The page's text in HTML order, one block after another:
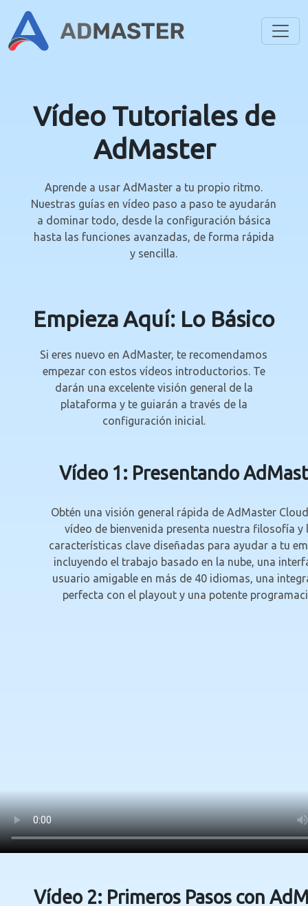
Vídeo Tutoriales de
AdMaster
Aprende a usar AdMaster a tu propio ritmo.
Nuestras guías en vídeo paso a paso te ayudarán
a dominar todo, desde la configuración básica
hasta las funciones avanzadas, de forma rápida
y sencilla.
Empieza Aquí: Lo Básico
Si eres nuevo en AdMaster, te recomendamos
empezar con estos vídeos introductorios. Te
darán una excelente visión general de la
plataforma y te guiarán a través de la
configuración inicial.
Vídeo 1: Presentando
Obtén una visión general rápida de AdMaster
vídeo de bienvenida presenta nuestra filosofía y
características clave diseñadas para ayudar a tu
incluyendo el trabajo basado en la nube, una
usuario amigable en más de 40 idiomas, una
perfecta con el playout y una potente
Vídeo 2: Primeros Pasos con